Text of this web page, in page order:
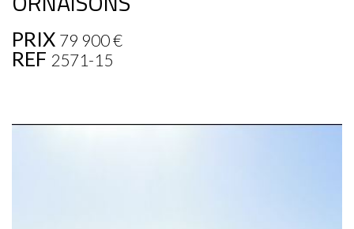
PRIX 79 900€
REF 2571-15